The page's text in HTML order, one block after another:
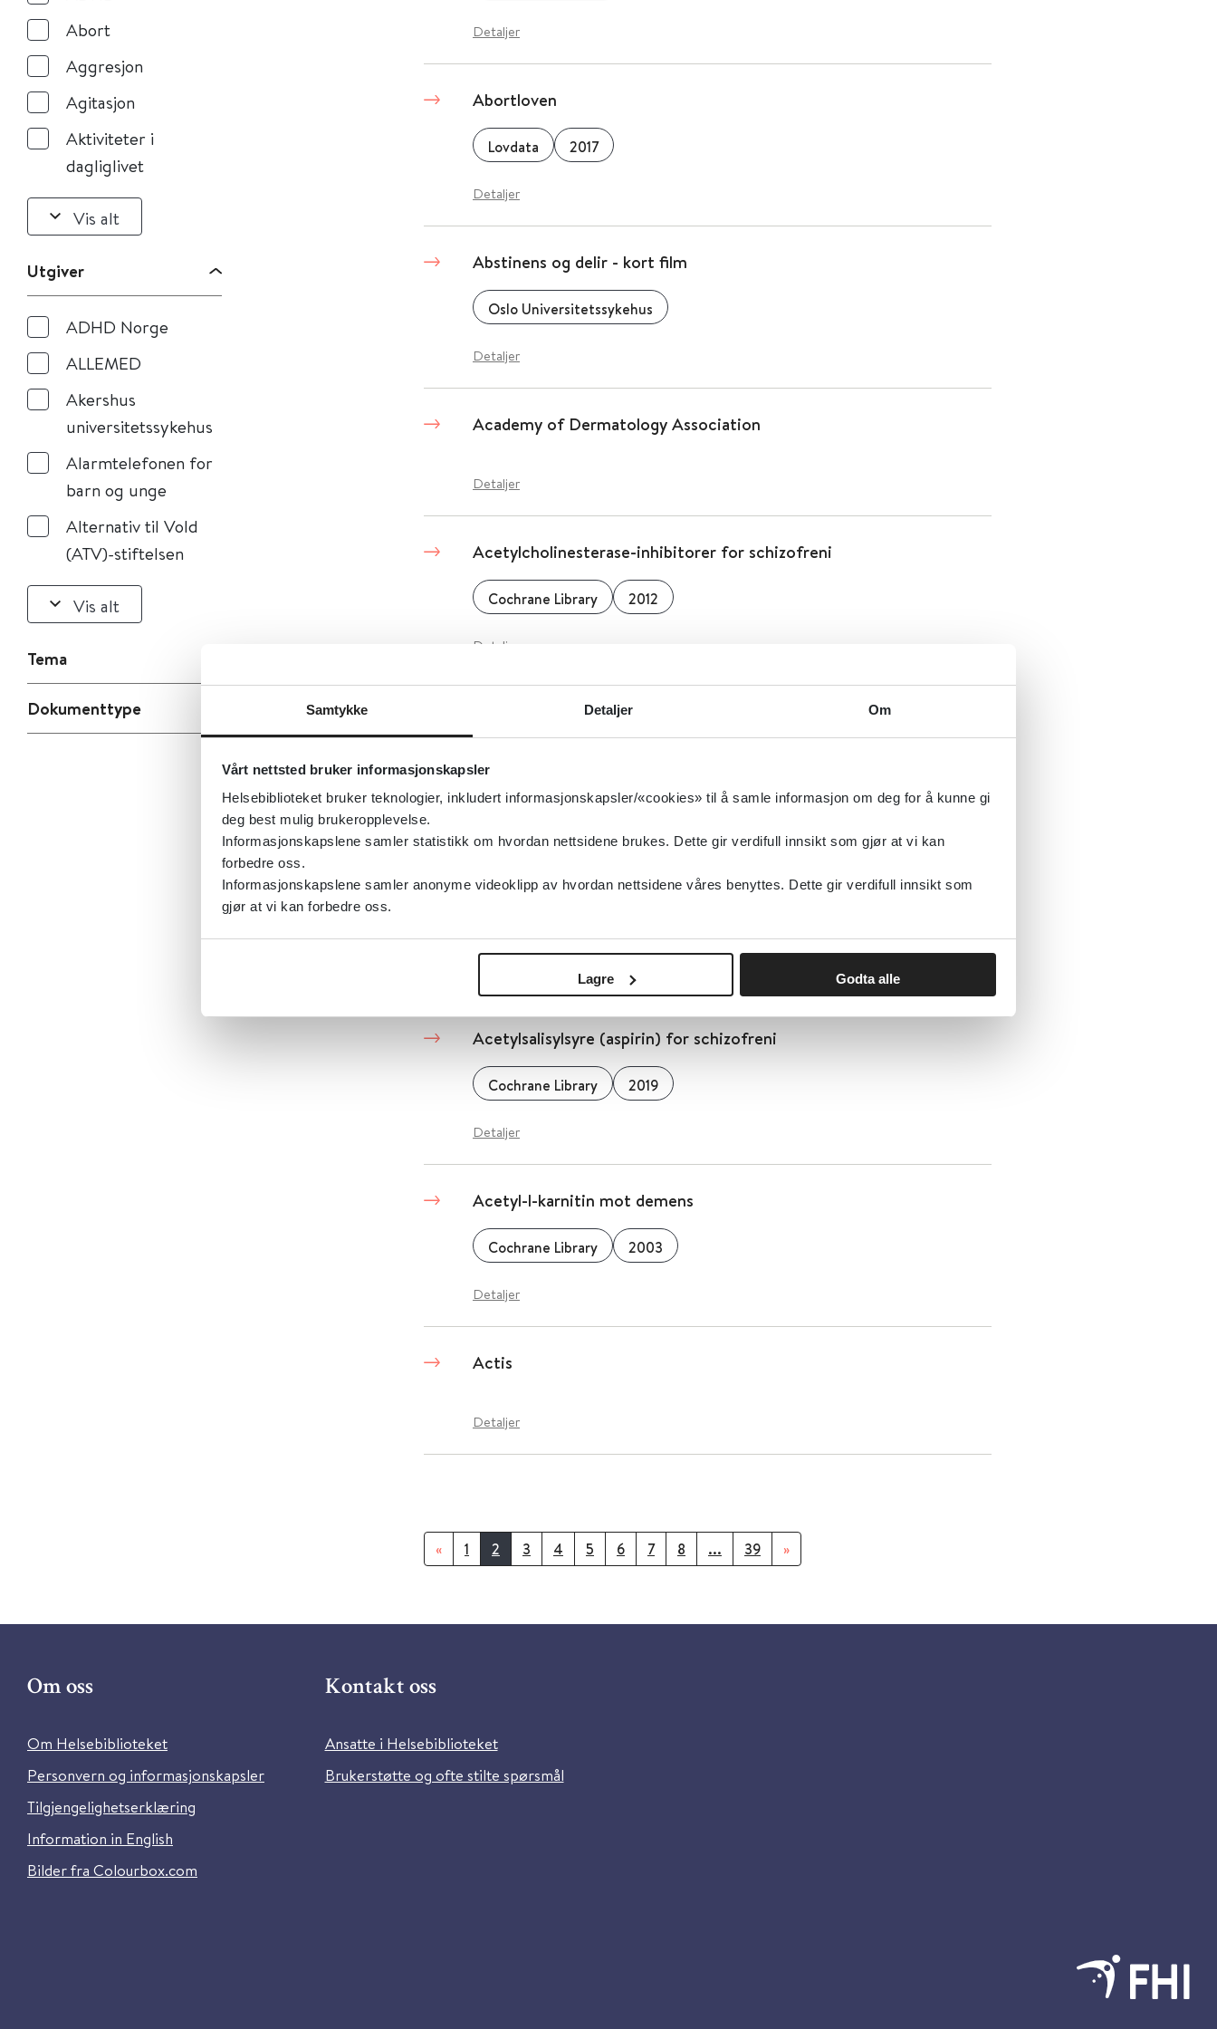
Samtykke Detaljer Om
Vårt nettsted bruker informasjonskapsler
Helsebiblioteket bruker teknologier, inkludert informasjonskapsler/«cookies» til å samle informasjon om deg for å kunne gi
deg best mulig brukeropplevelse.
Informasjonskapslene samler statistikk om hvordan nettsidene brukes. Dette gir verdifull innsikt som gjør at vi kan
forbedre oss.
Informasjonskapslene samler anonyme videoklipp av hvordan nettsidene våres benyttes. Dette gir verdifull innsikt som
gjør at vi kan forbedre oss.
Lagre Godta alle
Abort
Aggresjon
Agitasjon
Aktiviteter i
dagliglivet
Vis alt
Utgiver
ADHD Norge
ALLEMED
Akershus
universitetssykehus
Alarmtelefonen for
barn og unge
Alternativ til Vold
(ATV)-stiftelsen
Vis alt
Tema
Dokumenttype
Detaljer
Abortloven
Lovdata 2017
Detaljer
Abstinens og delir - kort film
Oslo Universitetssykehus
Detaljer
Academy of Dermatology Association
Detaljer
Acetylcholinesterase-inhibitorer for schizofreni
Cochrane Library 2012
Detaljer
Acetylkolinesterasehemmere mot Alzheimers sykdom
Detaljer
Acetylsalisylsyre og andre NSAiDs for forebygging av demens
Acetylsalisylsyre (aspirin) for schizofreni
Cochrane Library 2019
Detaljer
Acetyl-l-karnitin mot demens
Cochrane Library 2003
Detaljer
Actis
Detaljer
« 1 2 3 4 5 6 7 8 ... 39 »
Om oss
Om Helsebiblioteket
Personvern og informasjonskapsler
Tilgjengelighetserklæring
Information in English
Bilder fra Colourbox.com
Kontakt oss
Ansatte i Helsebiblioteket
Brukerstøtte og ofte stilte spørsmål